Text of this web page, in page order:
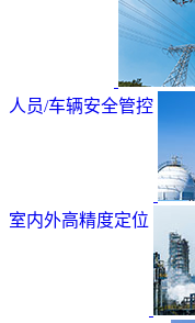
人员/车辆安全管控
室内外高精度定位